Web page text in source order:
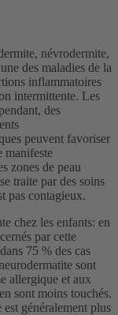
névrodermite,
des maladies de la
inflammatoires
intermittente. Les
des
peuvent favoriser
manifeste
zones de peau
traite par des soins
pas contagieux.
chez les enfants: en
par cette
75 % des cas
sont
allergique et aux
sont moins touchés.
généralement plus